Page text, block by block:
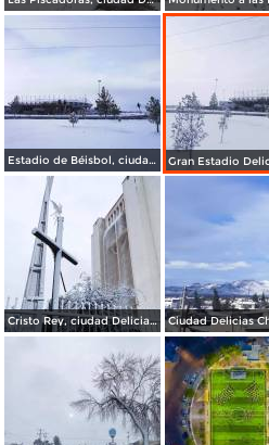
Estadio de Béisbol, ciudad Delicias.
Cristo Rey, ciudad Delicias.